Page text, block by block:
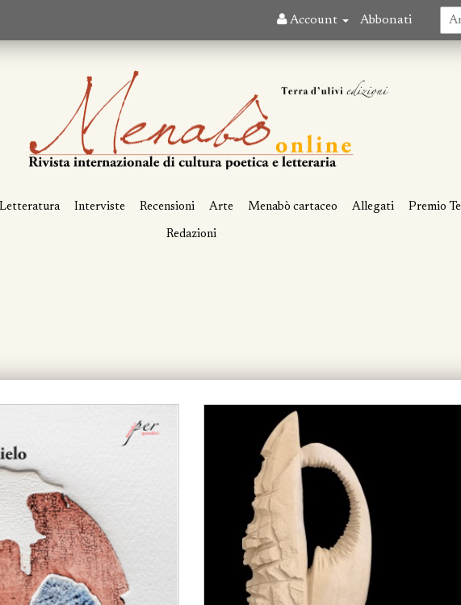
Account Abbonati
Letteratura Interviste Recensioni Arte Menabò cartaceo Allegati Premio
Redazioni